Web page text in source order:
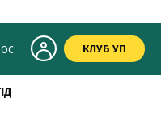
КЛУБ УП